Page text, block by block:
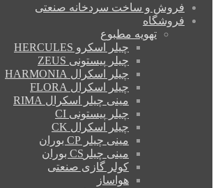
فروش و ساخت سردخانه صنعتی
فروشگاه
تهویه مطبوع
چیلر اسکرو HERCULES
چیلر پیستونی ZEUS
چیلر اسکرال HARMONIA
چیلر اسکرال FLORA
مینی چیلر اسکرال RIMA
چیلر پیستونی CI
چیلر اسکرال CK
مینی چیلر CP بوران
مینی چیلرCS بوران
کولر گازی صنعتی
هواساز